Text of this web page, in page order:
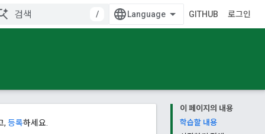
/ GITHUB 로그인
이 페이지의 내용
학습할 내용
, 등록하세요.